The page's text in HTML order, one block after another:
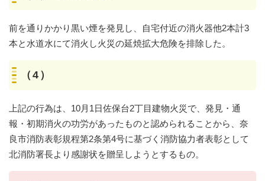
前を通りかかり黒い煙を発見し、自宅付近の消火器他2本計3
本と水道水にて消火し火災の延焼拡大危険を排除した。
（4）
上記の行為は、10月1日佐保台2丁目建物火災で、発見・通
報・初期消火の功労があったものと認められることから、奈
良市消防表彰規程第2条第4号に基づく消防協力者表彰として
北消防署長より感謝状を贈呈しようとするもの。